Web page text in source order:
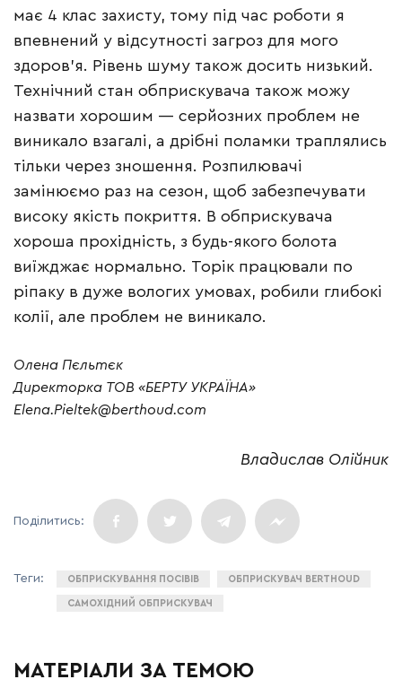
має 4 клас захисту, тому під час роботи я
впевнений у відсутності загроз для мого
здоров’я. Рівень шуму також досить низький.
Технічний стан обприскувача також можу
назвати хорошим — серйозних проблем не
виникало взагалі, а дрібні поламки траплялись
тільки через зношення. Розпилювачі
замінюємо раз на сезон, щоб забезпечувати
високу якість покриття. В обприскувача
хороша прохідність, з будь-якого болота
виїжджає нормально. Торік працювали по
ріпаку в дуже вологих умовах, робили глибокі
колії, але проблем не виникало.
Олена Пєльтєк
Директорка ТОВ «БЕРТУ УКРАЇНА»
Elena.Pieltek@berthoud.com
Владислав Олійник
ОБПРИСКУВАННЯ ПОСІВІВ ОБПРИСКУВАЧ BERTHOUD
САМОХІДНИЙ ОБПРИСКУВАЧ
МАТЕРІАЛИ ЗА ТЕМОЮ